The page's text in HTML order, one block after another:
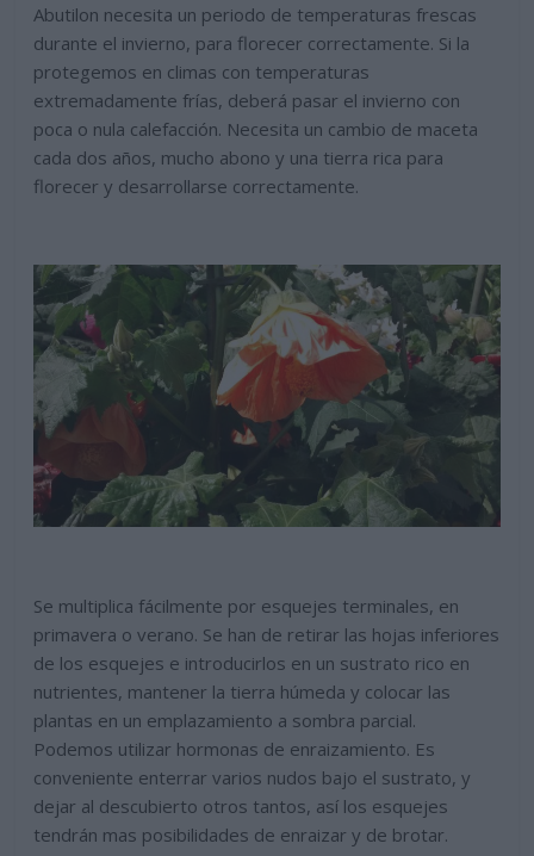
Abutilon necesita un periodo de temperaturas frescas
durante el invierno, para florecer correctamente. Si la
protegemos en climas con temperaturas
extremadamente frías, deberá pasar el invierno con
poca o nula calefacción. Necesita un cambio de maceta
cada dos años, mucho abono y una tierra rica para
florecer y desarrollarse correctamente.
Se multiplica fácilmente por esquejes terminales, en
primavera o verano. Se han de retirar las hojas inferiores
de los esquejes e introducirlos en un sustrato rico en
nutrientes, mantener la tierra húmeda y colocar las
plantas en un emplazamiento a sombra parcial.
Podemos utilizar hormonas de enraizamiento. Es
conveniente enterrar varios nudos bajo el sustrato, y
dejar al descubierto otros tantos, así los esquejes
tendrán mas posibilidades de enraizar y de brotar.